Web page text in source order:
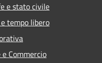
e stato civile
tempo libero
e Commercio